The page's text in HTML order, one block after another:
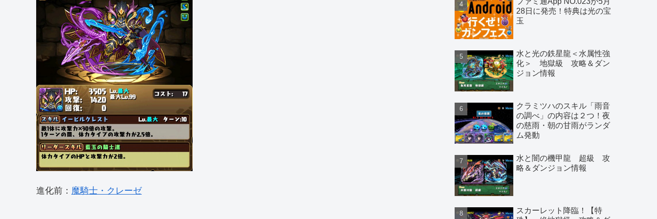
進化前： 魔騎士・クレーゼ
28日に発売！特典は光の宝
玉
水と光の鉄星龍＜水属性強
化＞ 地獄級 攻略＆ダン
ジョン情報
クラミツハのスキル「雨音
の調べ」の内容は２つ！夜
の慈雨・朝の甘雨がランダ
ム発動
水と闇の機甲龍 超級 攻
略＆ダンジョン情報
スカーレット降臨！【特